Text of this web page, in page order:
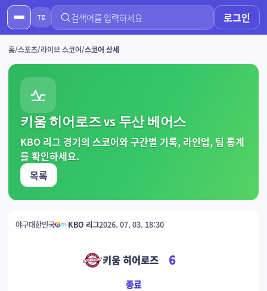
TC 로그인
홈 스포츠 라이브 스코어 스코어 상세
키움 히어로즈 vs 두산 베어스
KBO 리그 경기의 스코어와 구간별 기록, 라인업, 팀 통계
를 확인하세요.
목록
야구대한민국 KBO 리그2026. 07. 03. 18:30
키움 히어로즈 6
종료